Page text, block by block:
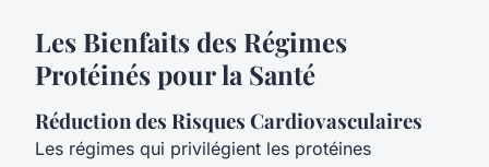
Les Bienfaits des Régimes
Protéinés pour la Santé
Réduction des Risques Cardiovasculaires
Les régimes qui privilégient les protéines